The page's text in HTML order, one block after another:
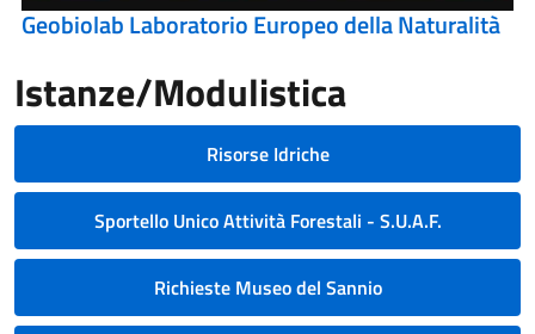
Geobiolab Laboratorio Europeo della Naturalità
Istanze/Modulistica
Risorse Idriche
Sportello Unico Attività Forestali - S.U.A.F.
Richieste Museo del Sannio